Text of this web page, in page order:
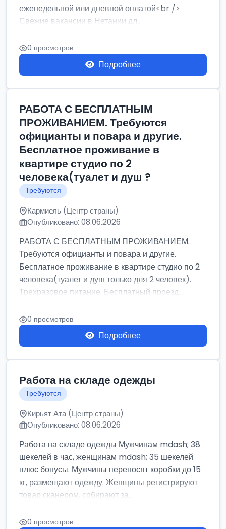
еженедельной или дневной оплатой<br />
Свежие вакансии в Нетании дл...
0 просмотров
Подробнее
РАБОТА С БЕСПЛАТНЫМ
ПРОЖИВАНИЕМ. Требуются
официанты и повара и другие.
Бесплатное проживание в
квартире студио по 2
человека(туалет и душ ?
Требуются
Кармиель (Центр страны)
Опубликовано: 08.06.2026
РАБОТА С БЕСПЛАТНЫМ ПРОЖИВАНИЕМ.
Требуются официанты и повара и другие.
Бесплатное проживание в квартире студио по 2
человека(туалет и душ только для 2 человек).
Трехразовое питание. Бесплатный проезд...
0 просмотров
Подробнее
Работа на складе одежды
Требуются
Кирьят Ата (Центр страны)
Опубликовано: 08.06.2026
Работа на складе одежды Мужчинам mdash; 38
шекелей в час, женщинам mdash; 35 шекелей
плюс бонусы. Мужчины переносят коробки до 15
кг, размещают одежду. Женщины регистрируют
товар сканером, собирают за...
0 просмотров